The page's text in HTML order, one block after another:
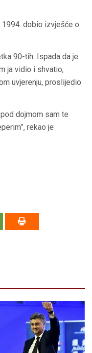
dobio izvješće o
90-tih. Ispada da je
ja vidio i shvatio,
uvjerenju, proslijedio
dojmom sam te
rekao je